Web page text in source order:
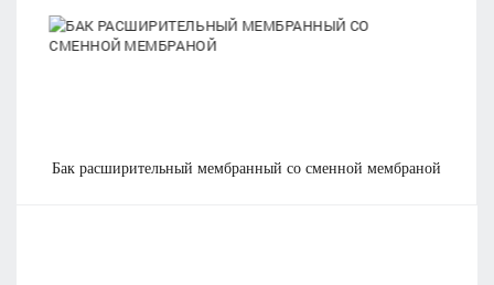
бак расширительный мембранный со сменной мембраной